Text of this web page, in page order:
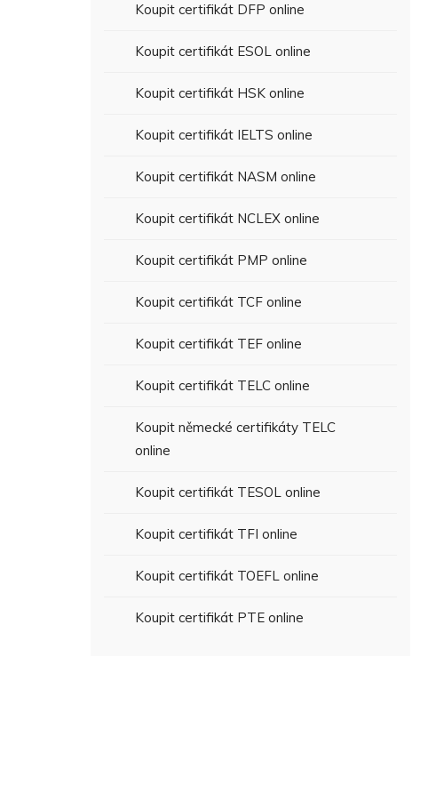
Koupit certifikát DFP online
Koupit certifikát ESOL online
Koupit certifikát HSK online
Koupit certifikát IELTS online
Koupit certifikát NASM online
Koupit certifikát NCLEX online
Koupit certifikát PMP online
Koupit certifikát TCF online
Koupit certifikát TEF online
Koupit certifikát TELC online
Koupit německé certifikáty TELC
online
Koupit certifikát TESOL online
Koupit certifikát TFI online
Koupit certifikát TOEFL online
Koupit certifikát PTE online